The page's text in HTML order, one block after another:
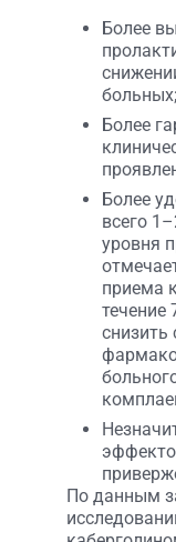
Более
больных;
Более
Более
всего
уровня
приема
течение
снизить
По данным